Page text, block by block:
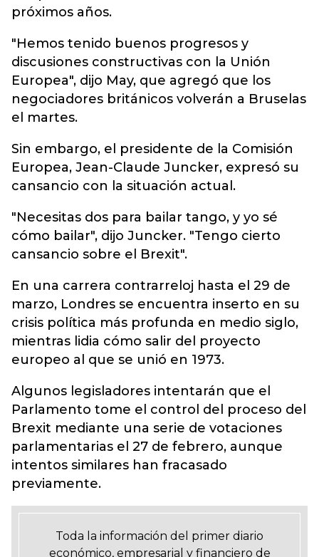
próximos años.
"Hemos tenido buenos progresos y
discusiones constructivas con la Unión
Europea", dijo May, que agregó que los
negociadores británicos volverán a Bruselas
el martes.
Sin embargo, el presidente de la Comisión
Europea, Jean-Claude Juncker, expresó su
cansancio con la situación actual.
"Necesitas dos para bailar tango, y yo sé
cómo bailar", dijo Juncker. "Tengo cierto
cansancio sobre el Brexit".
En una carrera contrarreloj hasta el 29 de
marzo, Londres se encuentra inserto en su
crisis política más profunda en medio siglo,
mientras lidia cómo salir del proyecto
europeo al que se unió en 1973.
Algunos legisladores intentarán que el
Parlamento tome el control del proceso del
Brexit mediante una serie de votaciones
parlamentarias el 27 de febrero, aunque
intentos similares han fracasado
previamente.
Toda la información del primer diario
económico, empresarial y financiero de